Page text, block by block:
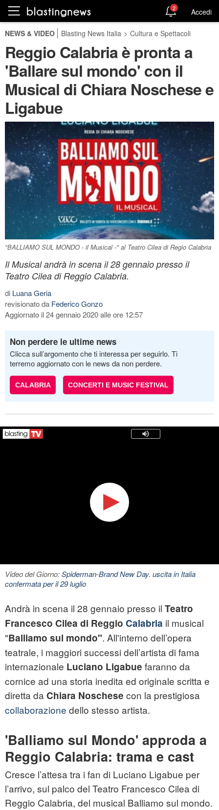
2 Accedi
NEWS & VIDEO Blasting News Italia > Cultura e Spettacoli
Reggio Calabria è pronta a
'Ballare sul mondo' con il
Musical di Chiara Noschese e
Ligabue
"BALLIAMO SUL MONDO - il Musical -" al Teatro Cilea di Regio Calabria
Il Musical andrà in scena il 28 gennaio presso il
Teatro Cilea di Reggio Calabria.
di Luana Geria
revisionato da Federico Gonzo
Aggiornato il 24 gennaio 2020 alle ore 12:57
Non perdere le ultime news
Clicca sull’argomento che ti interessa per seguirlo. Ti
terremo aggiornato con le news da non perdere.
CALABRIA CONCERTI E MUSIC FESTIVAL
Video del Giorno:Spiderman-Brand New Day. uscita in Italia
confermata per il 29 luglio
Andrà in scena il 28 gennaio presso il Teatro
Francesco Cilea di Reggio Calabria il musical
"Balliamo sul mondo". All'interno dell’opera
teatrale, i maggiori successi dell’artista di fama
internazionale Luciano Ligabue faranno da
cornice ad una storia inedita ed originale scritta e
diretta da Chiara Noschese con la prestigiosa
collaborazione dello stesso artista.
'Balliamo sul Mondo' approda a
Reggio Calabria: trama e cast
Cresce l’attesa tra i fan di Luciano Ligabue per
l’arrivo, sul palco del Teatro Francesco Cilea di
Reggio Calabria, del musical Balliamo sul mondo.